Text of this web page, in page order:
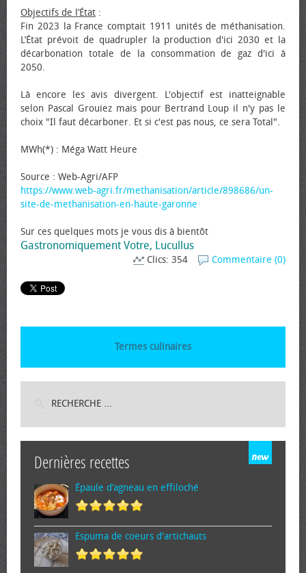
Objectifs de l’État :
Fin 2023 la France comptait 1911 unités de méthanisation.
L’État prévoit de quadrupler la production d'ici 2030 et la
décarbonation totale de la consommation de gaz d'ici à
2050.
Là encore les avis divergent. L'objectif est inatteignable
selon Pascal Grouiez mais pour Bertrand Loup il n'y pas le
choix "Il faut décarboner. Et si c'est pas nous, ce sera Total".
MWh(*) : Méga Watt Heure
Source : Web-Agri/AFP
https://www.web-agri.fr/methanisation/article/898686/un-
site-de-methanisation-en-haute-garonne
Sur ces quelques mots je vous dis à bientôt
Gastronomiquement Votre, Lucullus
Commentaire (0)
Clics: 354
Termes culinaires
Dernières recettes
Épaule d’agneau en effiloché
Espuma de cœurs d'artichauts